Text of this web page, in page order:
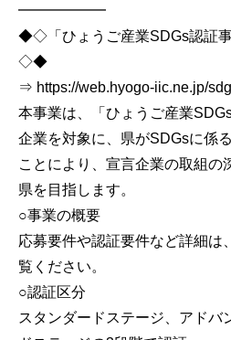
━━━━━━
◆◇「ひょうご産業SDGs認証
◇◆
⇒ https://web.hyogo-iic.ne.jp/
本事業は、「ひょうご産業
企業を対象に、県がSDGsに係
ことにより、宣言企業の取組の
県を目指します。
○事業の概要
応募要件や認証要件など詳細は
覧ください。
○認証区分
スタンダードステージ、アドバ